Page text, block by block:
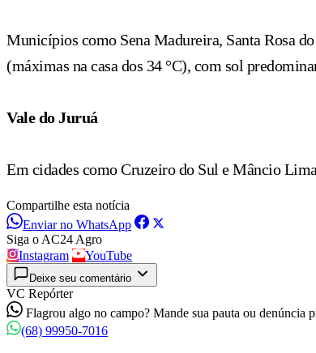
Municípios como Sena Madureira, Santa Rosa
(máximas na casa dos 34 °C), com sol
Vale do Juruá
Em cidades como Cruzeiro do Sul e Mâncio
Compartilhe esta notícia
Enviar no WhatsApp
Siga o AC24 Agro
Instagram
YouTube
Deixe seu comentário
VC Repórter
Flagrou algo no campo? Mande sua pauta ou denúncia
(68) 99950-7016